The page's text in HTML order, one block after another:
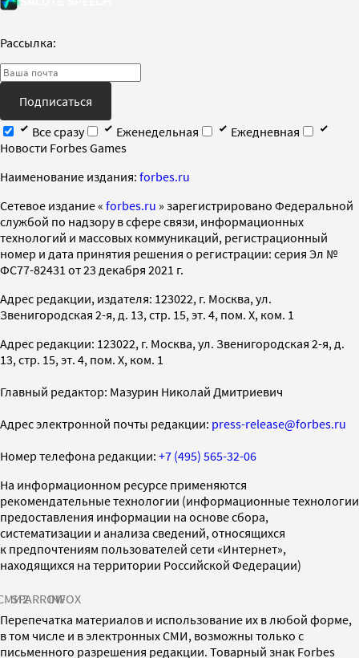
Рассылка:
Подписаться
Все сразу
Еженедельная
Ежедневная
Новости Forbes Games
Наименование издания: forbes.ru
Cетевое издание « forbes.ru » зарегистрировано Федеральной
службой по надзору в сфере связи, информационных
технологий и массовых коммуникаций, регистрационный
номер и дата принятия решения о регистрации: серия Эл №
ФС77-82431 от 23 декабря 2021 г.
Адрес редакции, издателя: 123022, г. Москва, ул.
Звенигородская 2-я, д. 13, стр. 15, эт. 4, пом. X, ком. 1
Адрес редакции: 123022, г. Москва, ул. Звенигородская 2-я, д.
13, стр. 15, эт. 4, пом. X, ком. 1
Главный редактор: Мазурин Николай Дмитриевич
Адрес электронной почты редакции: press-release@forbes.ru
Номер телефона редакции: +7 (495) 565-32-06
На информационном ресурсе применяются
рекомендательные технологии (информационные технологии
предоставления информации на основе сбора,
систематизации и анализа сведений, относящихся
к предпочтениям пользователей сети «Интернет»,
находящихся на территории Российской Федерации)
SPARROWINFOX
Перепечатка материалов и использование их в любой форме,
в том числе и в электронных СМИ, возможны только с
письменного разрешения редакции. Товарный знак Forbes